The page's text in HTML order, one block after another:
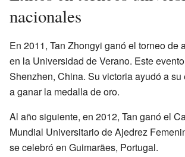
nacionales
En 2011, Tan Zhongyi ganó el torneo de
en la Universidad de Verano. Este
Shenzhen, China. Su victoria ayudó a
a ganar la medalla de oro.
Al año siguiente, en 2012, Tan ganó el
Mundial Universitario de Ajedrez
se celebró en Guimarães, Portugal.